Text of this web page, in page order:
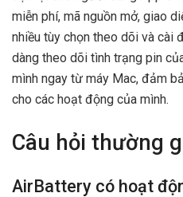
miễn phí, mã nguồn mở, giao
nhiều tùy chọn theo dõi và cài
dàng theo dõi tình trạng pin
mình ngay từ máy Mac, đảm
cho các hoạt động của mình.
Câu hỏi thường
AirBattery có hoạt